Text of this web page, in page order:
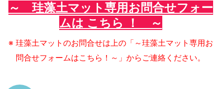
～ 珪藻土マット専用お問合せフォー
ムは こちら ！ ～
※ 珪藻土マットのお問合せは上の「～珪藻土マット専用お
問合せフォームはこちら！～」からご連絡ください。